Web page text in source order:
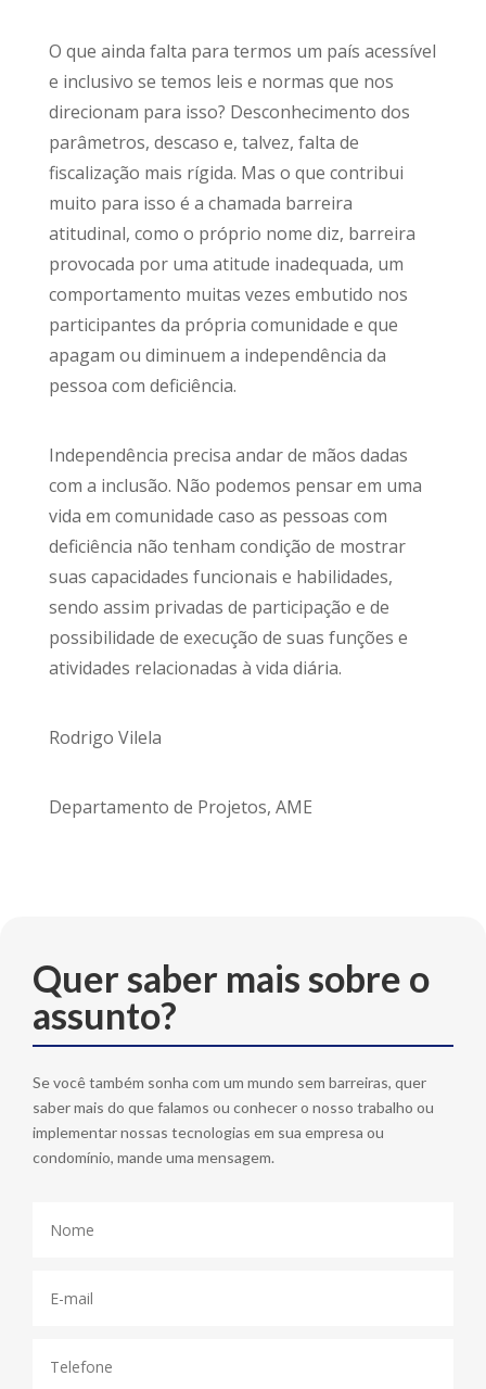
O que ainda falta para termos um país acessível
e inclusivo se temos leis e normas que nos
direcionam para isso? Desconhecimento dos
parâmetros, descaso e, talvez, falta de
fiscalização mais rígida. Mas o que contribui
muito para isso é a chamada barreira
atitudinal, como o próprio nome diz, barreira
provocada por uma atitude inadequada, um
comportamento muitas vezes embutido nos
participantes da própria comunidade e que
apagam ou diminuem a independência da
pessoa com deficiência.
Independência precisa andar de mãos dadas
com a inclusão. Não podemos pensar em uma
vida em comunidade caso as pessoas com
deficiência não tenham condição de mostrar
suas capacidades funcionais e habilidades,
sendo assim privadas de participação e de
possibilidade de execução de suas funções e
atividades relacionadas à vida diária.
Rodrigo Vilela
Departamento de Projetos, AME
Quer saber mais sobre o
assunto?
Se você também sonha com um mundo sem barreiras, quer
saber mais do que falamos ou conhecer o nosso trabalho ou
implementar nossas tecnologias em sua empresa ou
condomínio, mande uma mensagem.